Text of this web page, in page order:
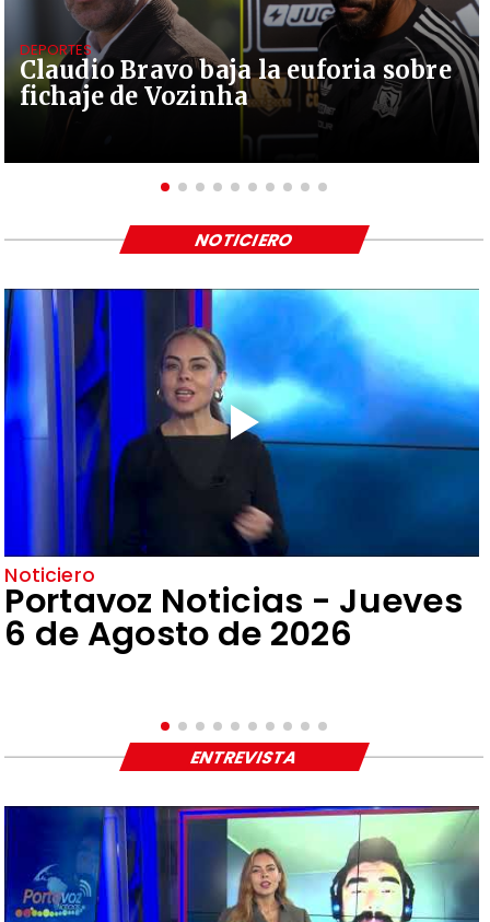
Claudio Bravo baja la euforia sobre
fichaje de Vozinha
DEPORTES
Noticiero
Portavoz Noticias - Jueves
6 de Agosto de 2026
NOTICIERO
ENTREVISTA